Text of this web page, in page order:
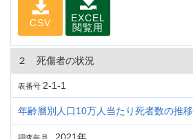
CSV
EXCEL
閲覧用
２ 死傷者の状況
表番号 2-1-1
年齢層別人口10万人当たり死者数の推移